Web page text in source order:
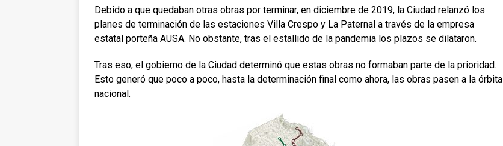
Debido a que quedaban otras obras por terminar, en diciembre de 2019, la Ciudad relanzó los
planes de terminación de las estaciones Villa Crespo y La Paternal a través de la empresa
estatal porteña AUSA. No obstante, tras el estallido de la pandemia los plazos se dilataron.
Tras eso, el gobierno de la Ciudad determinó que estas obras no formaban parte de la prioridad.
Esto generó que poco a poco, hasta la determinación final como ahora, las obras pasen a la órbita
nacional.